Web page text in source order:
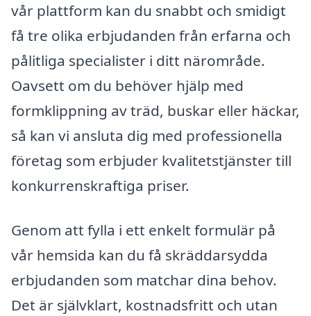
vår plattform kan du snabbt och smidigt
få tre olika erbjudanden från erfarna och
pålitliga specialister i ditt närområde.
Oavsett om du behöver hjälp med
formklippning av träd, buskar eller häckar,
så kan vi ansluta dig med professionella
företag som erbjuder kvalitetstjänster till
konkurrenskraftiga priser.
Genom att fylla i ett enkelt formulär på
vår hemsida kan du få skräddarsydda
erbjudanden som matchar dina behov.
Det är självklart, kostnadsfritt och utan